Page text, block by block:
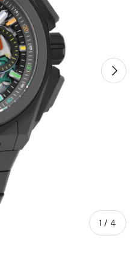
1 / von
4